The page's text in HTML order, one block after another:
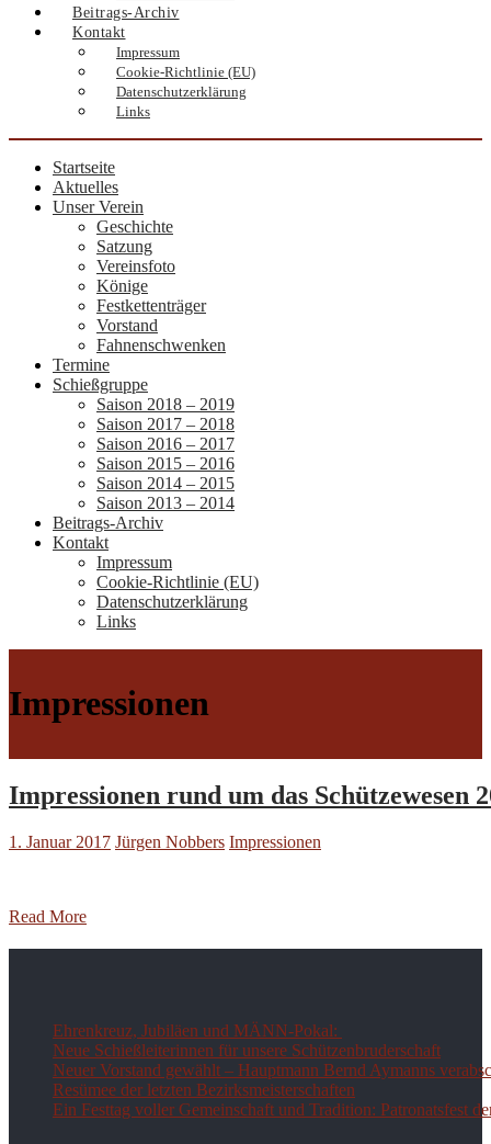
Beitrags-Archiv
Kontakt
Impressum
Cookie-Richtlinie (EU)
Datenschutzerklärung
Links
Startseite
Aktuelles
Unser Verein
Geschichte
Satzung
Vereinsfoto
Könige
Festkettenträger
Vorstand
Fahnenschwenken
Termine
Schießgruppe
Saison 2018 – 2019
Saison 2017 – 2018
Saison 2016 – 2017
Saison 2015 – 2016
Saison 2014 – 2015
Saison 2013 – 2014
Beitrags-Archiv
Kontakt
Impressum
Cookie-Richtlinie (EU)
Datenschutzerklärung
Links
Impressionen
Impressionen rund um das Schützewesen
1. Januar 2017 Jürgen Nobbers Impressionen
Read More
Ehrenkreuz, Jubiläen und MÄNN-Pokal:
Neue Schießleiterinnen für unsere Schützenbruderschaft
Neuer Vorstand gewählt – Hauptmann Bernd Aymanns
Resümee der letzten Bezirksmeisterschaften
Ein Festtag voller Gemeinschaft und Tradition: Patronatsfest